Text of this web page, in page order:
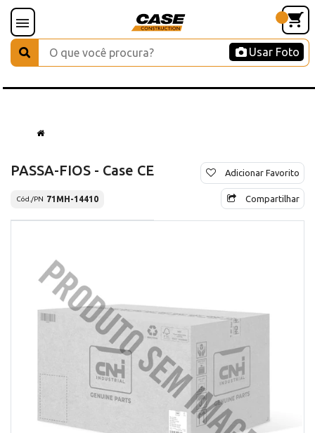
Usar Foto
PASSA-FIOS - Case CE
Cód./PN 71MH-14410
Adicionar Favorito
Compartilhar